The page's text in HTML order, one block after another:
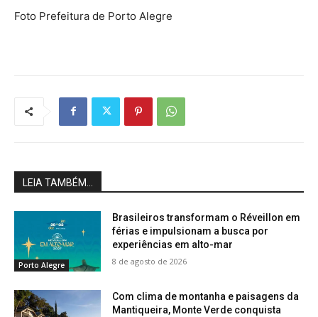
Foto Prefeitura de Porto Alegre
LEIA TAMBÉM...
Porto Alegre
Brasileiros transformam o Réveillon em
férias e impulsionam a busca por
experiências em alto-mar
8 de agosto de 2026
Com clima de montanha e paisagens da
Mantiqueira, Monte Verde conquista